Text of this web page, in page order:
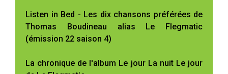
Listen in Bed - Les dix chansons préférées de
Thomas Boudineau alias Le Flegmatic
(émission 22 saison 4)
La chronique de l'album Le jour La nuit Le jour